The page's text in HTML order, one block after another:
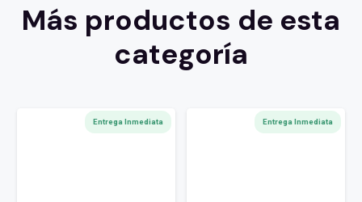
Más productos de esta
categoría
Entrega Inmediata Entrega Inmediata